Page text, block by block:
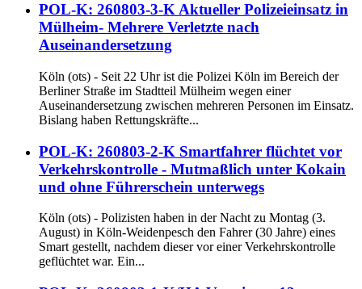
POL-K: 260803-3-K Aktueller Polizeieinsatz in
Mülheim- Mehrere Verletzte nach
Auseinandersetzung
Köln (ots) - Seit 22 Uhr ist die Polizei Köln im Bereich der
Berliner Straße im Stadtteil Mülheim wegen einer
Auseinandersetzung zwischen mehreren Personen im Einsatz.
Bislang haben Rettungskräfte...
POL-K: 260803-2-K Smartfahrer flüchtet vor
Verkehrskontrolle - Mutmaßlich unter Kokain
und ohne Führerschein unterwegs
Köln (ots) - Polizisten haben in der Nacht zu Montag (3.
August) in Köln-Weidenpesch den Fahrer (30 Jahre) eines
Smart gestellt, nachdem dieser vor einer Verkehrskontrolle
geflüchtet war. Ein...